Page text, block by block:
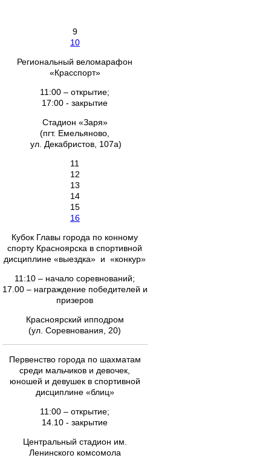
9
10
Региональный веломарафон
«Красспорт»
11:00 – открытие;
17:00 - закрытие
Стадион «Заря»
(пгт. Емельяново,
ул. Декабристов, 107а)
11
12
13
14
15
16
Кубок Главы города по конному
спорту Красноярска в спортивной
дисциплине «выездка» и «конкур»
11:10 – начало соревнований;
17.00 – награждение победителей и
призеров
Красноярский ипподром
(ул. Соревнования, 20)
Первенство города по шахматам
среди мальчиков и девочек,
юношей и девушек в спортивной
дисциплине «блиц»
11:00 – открытие;
14.10 - закрытие
Центральный стадион им.
Ленинского комсомола